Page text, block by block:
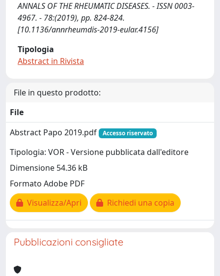
ANNALS OF THE RHEUMATIC DISEASES. - ISSN 0003-
4967. - 78:(2019), pp. 824-824.
[10.1136/annrheumdis-2019-eular.4156]
Tipologia
Abstract in Rivista
File in questo prodotto:
File
Abstract Papo 2019.pdf
Accesso riservato
Tipologia: VOR - Versione pubblicata dall'editore
Dimensione 54.36 kB
Formato Adobe PDF
Visualizza/Apri
Richiedi una copia
Pubblicazioni consigliate